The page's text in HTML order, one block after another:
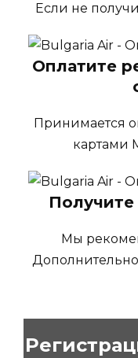
Если не
Оплатите
Принимается
картами
Мы
Дополнительно